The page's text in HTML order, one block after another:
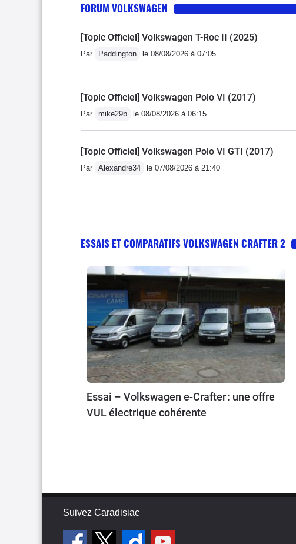
FORUM VOLKSWAGEN
[Topic Officiel] Volkswagen T-Roc II (2025)
Par Paddington le 08/08/2026 à 07:05
[Topic Officiel] Volkswagen Polo VI (2017)
Par mike29b le 08/08/2026 à 06:15
[Topic Officiel] Volkswagen Polo VI GTI (2017)
Par Alexandre34 le 07/08/2026 à 21:40
ESSAIS ET COMPARATIFS VOLKSWAGEN CRAFTER 2
Essai – Volkswagen e-Crafter : une offre
VUL électrique cohérente
Suivez Caradisiac